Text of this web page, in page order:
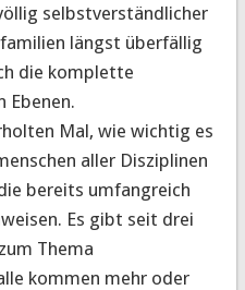
selbstverständlicher
längst überfällig
die komplette
Ebenen.
Mal, wie wichtig es
aller Disziplinen
bereits umfangreich
Es gibt seit drei
Thema
kommen mehr oder